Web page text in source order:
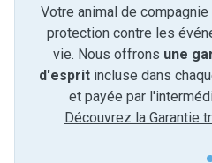
Votre animal de
protection contre les
vie. Nous offrons une
d'esprit incluse dans
et payée par
Découvrez la Garantie